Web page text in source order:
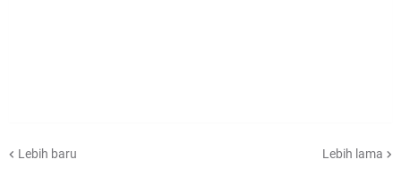
Lebih baru Lebih lama